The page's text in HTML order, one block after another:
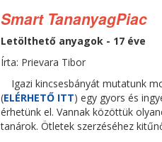
Smart TananyagPiac
Letölthető anyagok - 17 éve
Írta: Prievara Tibor
Igazi kincsesbányát mutatunk
(ELÉRHETŐ ITT) egy gyors és
érhetünk el. Vannak közöttük
tanárok. Ötletek szerzéséhez